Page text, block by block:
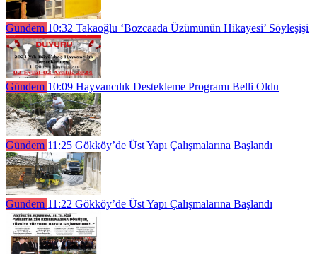
Gündem 10:32 Takaoğlu ‘Bozcaada Üzümünün Hikayesi’ Söyleşişi
Gündem 10:09 Hayvancılık Destekleme Programı Belli Oldu
Gündem 11:25 Gökköy’de Üst Yapı Çalışmalarına Başlandı
Gündem 11:22 Gökköy’de Üst Yapı Çalışmalarına Başlandı